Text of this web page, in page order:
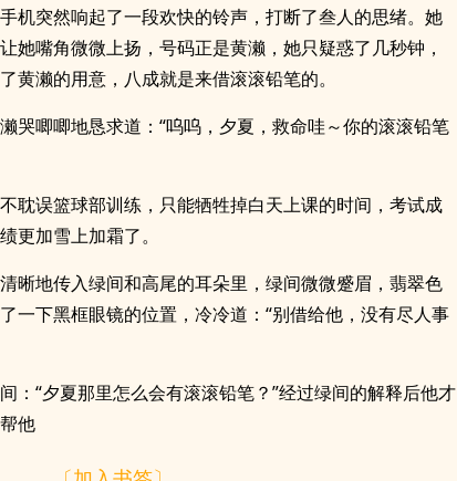
机突然响起了一段欢快的铃声，打断了叁人的思绪。她
她嘴角微微上扬，号码正是黄濑，她只疑惑了几秒钟，
黄濑的用意，八成就是来借滚滚铅笔的。
哭唧唧地恳求道：“呜呜，夕夏，救命哇～你的滚滚铅笔
耽误篮球部训练，只能牺牲掉白天上课的时间，考试成
更加雪上加霜了。
晰地传入绿间和高尾的耳朵里，绿间微微蹙眉，翡翠色
一下黑框眼镜的位置，冷冷道：“别借给他，没有尽人事
：“夕夏那里怎么会有滚滚铅笔？”经过绿间的解释后他才
他